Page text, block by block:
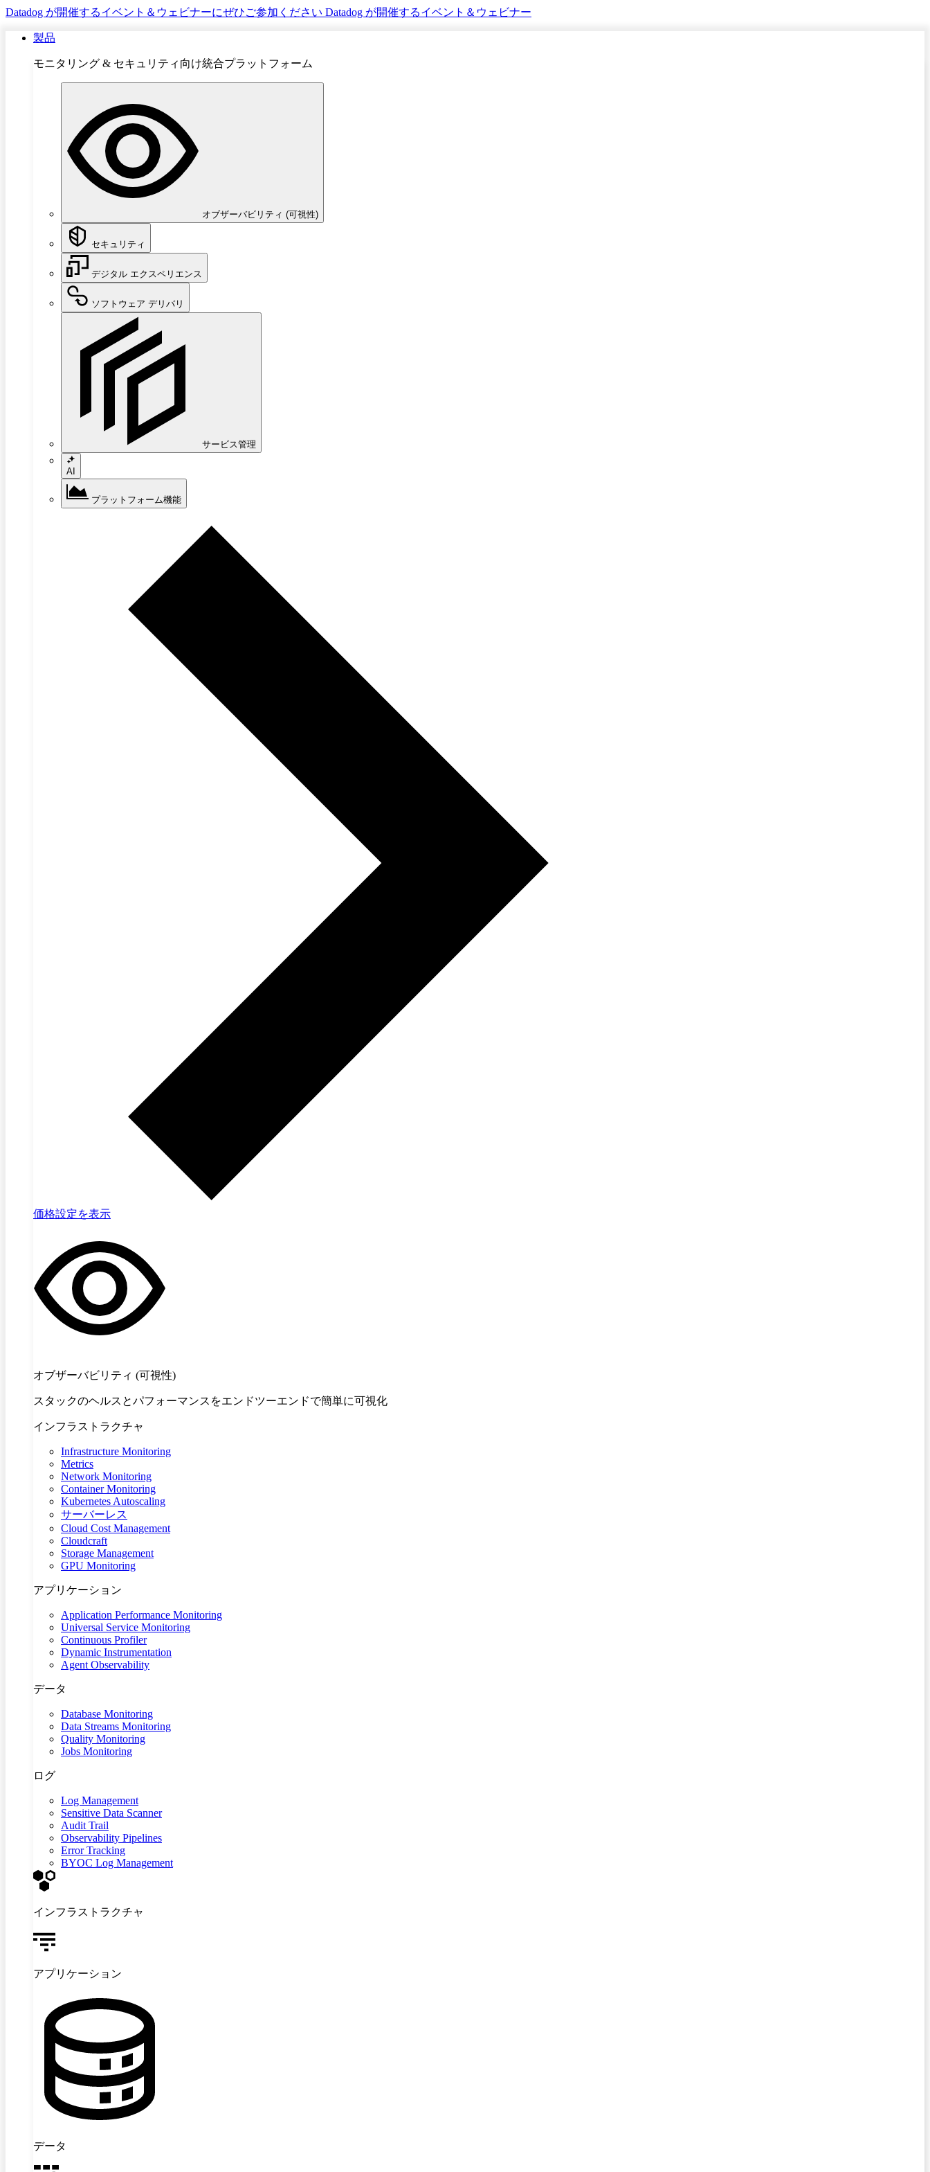
Datadog が開催するイベント＆ウェビナーにぜひご参加ください Datadog が開催するイベント＆ウェビナー
製品
モニタリング & セキュリティ向け統合プラットフォーム
オブザーバビリティ (可視性)
セキュリティ
デジタル エクスペリエンス
ソフトウェア デリバリ
サービス管理
AI
プラットフォーム機能
価格設定を表示
オブザーバビリティ (可視性)
スタックのヘルスとパフォーマンスをエンドツーエンドで簡単に可視化
インフラストラクチャ
Infrastructure Monitoring
Metrics
Network Monitoring
Container Monitoring
Kubernetes Autoscaling
サーバーレス
Cloud Cost Management
Cloudcraft
Storage Management
GPU Monitoring
アプリケーション
Application Performance Monitoring
Universal Service Monitoring
Continuous Profiler
Dynamic Instrumentation
Agent Observability
データ
Database Monitoring
Data Streams Monitoring
Quality Monitoring
Jobs Monitoring
ログ
Log Management
Sensitive Data Scanner
Audit Trail
Observability Pipelines
Error Tracking
BYOC Log Management
インフラストラクチャ
アプリケーション
データ